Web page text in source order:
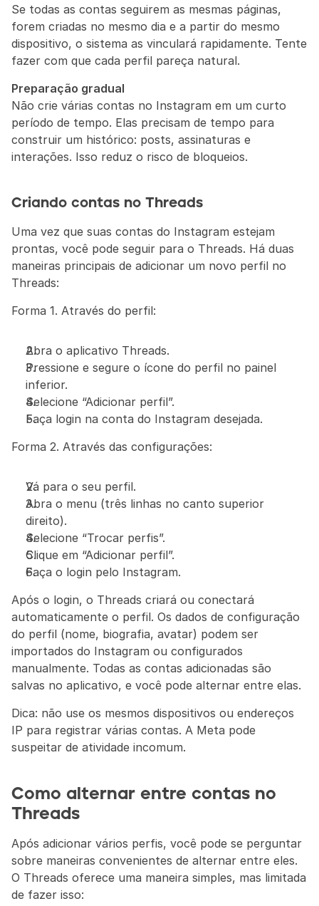
Se todas as contas seguirem as mesmas páginas,
forem criadas no mesmo dia e a partir do mesmo
dispositivo, o sistema as vinculará rapidamente. Tente
fazer com que cada perfil pareça natural.
Preparação gradual
Não crie várias contas no Instagram em um curto
período de tempo. Elas precisam de tempo para
construir um histórico: posts, assinaturas e
interações. Isso reduz o risco de bloqueios.
Criando contas no Threads
Uma vez que suas contas do Instagram estejam
prontas, você pode seguir para o Threads. Há duas
maneiras principais de adicionar um novo perfil no
Threads:
Forma 1. Através do perfil:
Abra o aplicativo Threads.
Pressione e segure o ícone do perfil no painel
inferior.
Selecione “Adicionar perfil”.
Faça login na conta do Instagram desejada.
Forma 2. Através das configurações:
Vá para o seu perfil.
Abra o menu (três linhas no canto superior
direito).
Selecione “Trocar perfis”.
Clique em “Adicionar perfil”.
Faça o login pelo Instagram.
Após o login, o Threads criará ou conectará
automaticamente o perfil. Os dados de configuração
do perfil (nome, biografia, avatar) podem ser
importados do Instagram ou configurados
manualmente. Todas as contas adicionadas são
salvas no aplicativo, e você pode alternar entre elas.
Dica: não use os mesmos dispositivos ou endereços
IP para registrar várias contas. A Meta pode
suspeitar de atividade incomum.
Como alternar entre contas no
Threads
Após adicionar vários perfis, você pode se perguntar
sobre maneiras convenientes de alternar entre eles.
O Threads oferece uma maneira simples, mas limitada
de fazer isso: